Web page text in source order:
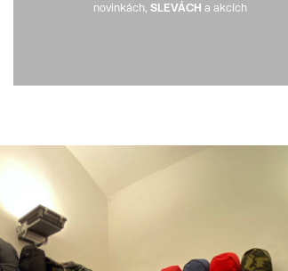
novinkách, SLEVÁCH a akcích